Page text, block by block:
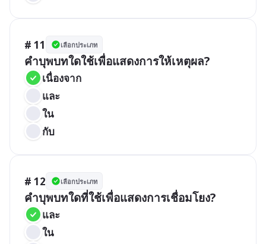
# 11 เลือกประเภท
คำบุพบทใดใช้เพื่อแสดงการให้เหตุผล?
เนื่องจาก
และ
ใน
กับ
# 12 เลือกประเภท
คำบุพบทใดที่ใช้เพื่อแสดงการเชื่อมโยง?
และ
ใน